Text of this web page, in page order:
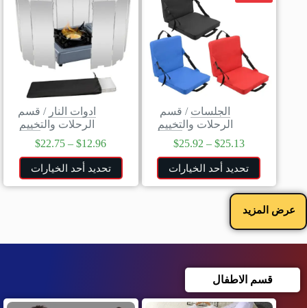
الجلسات / قسم
الرحلات والتخييم
$25.13
–
$25.92
تحديد أحد الخيارات
ادوات النار / قسم
الرحلات والتخييم
$12.96
–
$22.75
تحديد أحد الخيارات
عرض المزيد
قسم الاطفال